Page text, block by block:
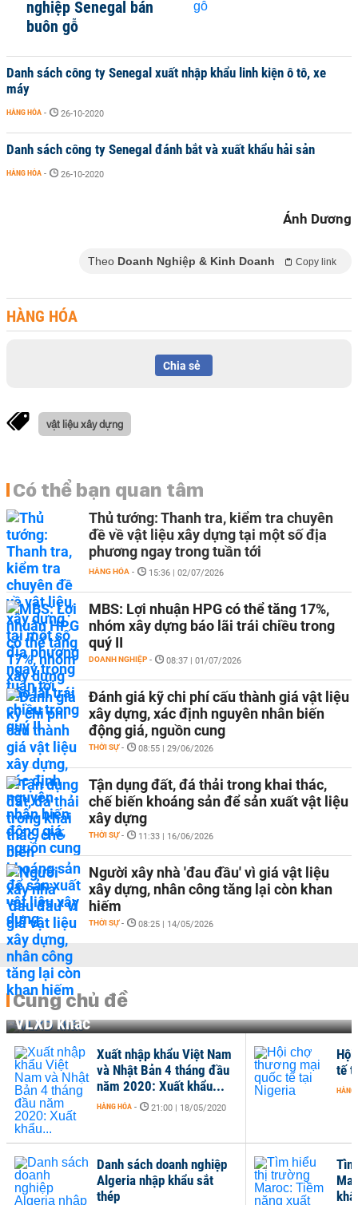
nghiệp Senegal bán
buôn gỗ
Danh sách công ty Senegal xuất nhập khẩu linh kiện ô tô, xe
máy
HÀNG HÓA - 26-10-2020
Danh sách công ty Senegal đánh bắt và xuất khẩu hải sản
HÀNG HÓA - 26-10-2020
Ánh Dương
Theo Doanh Nghiệp & Kinh Doanh Copy link
HÀNG HÓA
Chia sẻ
vật liệu xây dựng
Có thể bạn quan tâm
Thủ tướng: Thanh tra, kiểm tra chuyên
đề về vật liệu xây dựng tại một số địa
phương ngay trong tuần tới
HÀNG HÓA - 15:36 | 02/07/2026
MBS: Lợi nhuận HPG có thể tăng 17%,
nhóm xây dựng báo lãi trái chiều trong
quý II
DOANH NGHIỆP - 08:37 | 01/07/2026
Đánh giá kỹ chi phí cấu thành giá vật liệu
xây dựng, xác định nguyên nhân biến
động giá, nguồn cung
THỜI SỰ - 08:55 | 29/06/2026
Tận dụng đất, đá thải trong khai thác,
chế biến khoáng sản để sản xuất vật liệu
xây dựng
THỜI SỰ - 11:33 | 16/06/2026
Người xây nhà 'đau đầu' vì giá vật liệu
xây dựng, nhân công tăng lại còn khan
hiếm
THỜI SỰ - 08:25 | 14/05/2026
Cùng chủ đề
VLXD khác
Xuất nhập khẩu Việt Nam
và Nhật Bản 4 tháng đầu
năm 2020: Xuất khẩu...
HÀNG HÓA - 21:00 | 18/05/2020
Danh sách doanh nghiệp
Algeria nhập khẩu sắt
thép
tế
HÀNG